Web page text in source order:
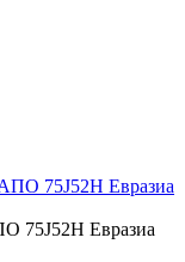
75J52H Евразиа